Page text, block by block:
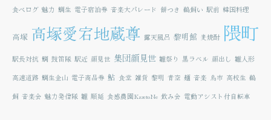
食べログ 魅力 鯛生 電子宿泊券 音楽大パレード 餅つき 鵜飼い 駅前 韓国料理
高塚 高塚愛宕地蔵尊 露天風呂 黎明館 麦焼酎 隈町
駅長対抗 鯛 鼓笛隊 駅近 顔見世 集団顔見世 雛祭り 黒ラベル 顔出し 雛人形
高速道路 鯛生金山 電子商品券 鮎 食堂 雑貨 黎明 青空 麺 音楽 鳥市 高校生 鵜
飼 音楽会 魅力発信隊 雛 順延 食感農園KazetoNe 飲み会 電動アシスト付自転車